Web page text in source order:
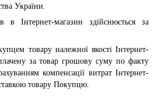
України.
в Інтернет-магазин здійснюється за
товару належної якості Інтернет-
за товар грошову суму по факту
компенсації витрат Інтернет-
товару Покупцю.